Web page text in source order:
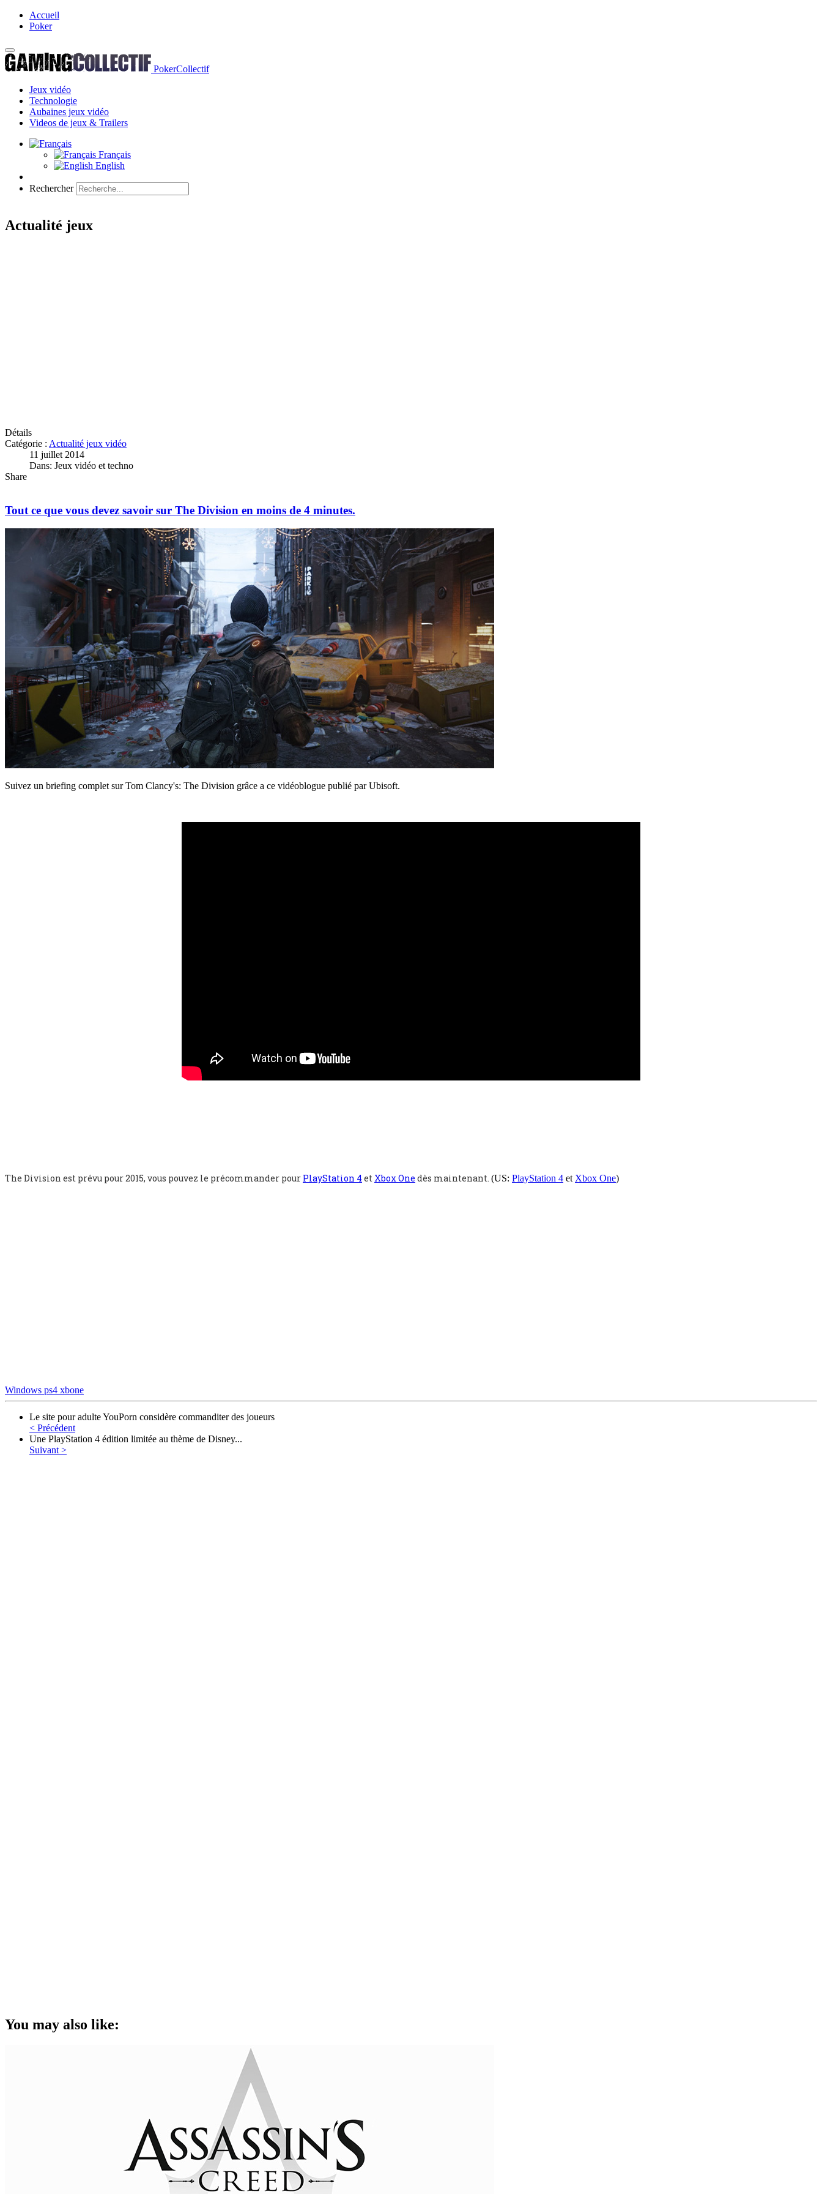
Accueil
Poker
PokerCollectif
Jeux vidéo
Technologie
Aubaines jeux vidéo
Videos de jeux & Trailers
Français
English
Rechercher
Actualité jeux
Détails
Catégorie : Actualité jeux vidéo
11 juillet 2014
Dans: Jeux vidéo et techno
Share
Tout ce que vous devez savoir sur The Division en moins de 4 minutes.
Suivez un briefing complet sur Tom Clancy's: The Division grâce a ce vidéoblogue publié par Ubisoft.
The Division est prévu pour 2015, vous pouvez le précommander pour PlayStation 4 etXbox One dès maintenant. (US: PlayStation 4 et Xbox One)
Windows ps4 xbone
Le site pour adulte YouPorn considère commanditer des joueurs
< Précédent
Une PlayStation 4 édition limitée au thème de Disney...
Suivant >
You may also like: